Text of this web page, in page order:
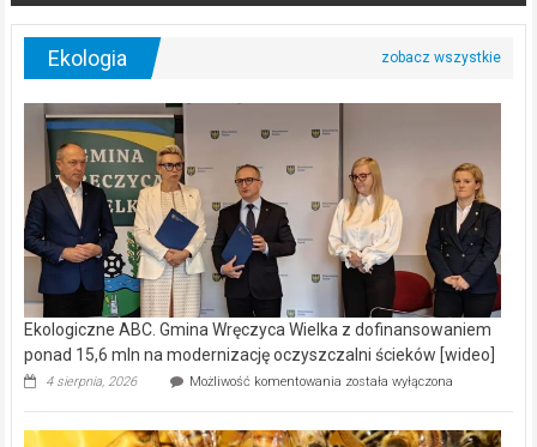
Ekologia
Ekologiczne ABC. Gmina Wręczyca Wielka z dofinansowaniem
ponad 15,6 mln na modernizację oczyszczalni ścieków [wideo]
4 sierpnia, 2026 Możliwość komentowania Ekologiczne
Wręczyca
została wyłączona